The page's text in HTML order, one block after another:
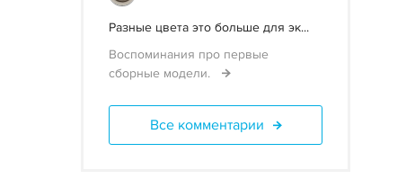
Разные цвета это больше для эк...
Воспоминания про первые
сборные модели.
Все комментарии